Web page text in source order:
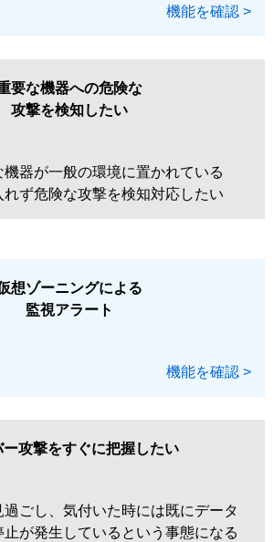
機能を確認 >
要な機器への危険な
攻撃を検知したい
器が一般の環境に置かれている
ず危険な攻撃を検知対応したい
想ゾーニングによる
監視アラート
機能を確認 >
ー攻撃をすぐに把握したい
ごし、気付いた時には既にデータ
が発生しているという事態になる